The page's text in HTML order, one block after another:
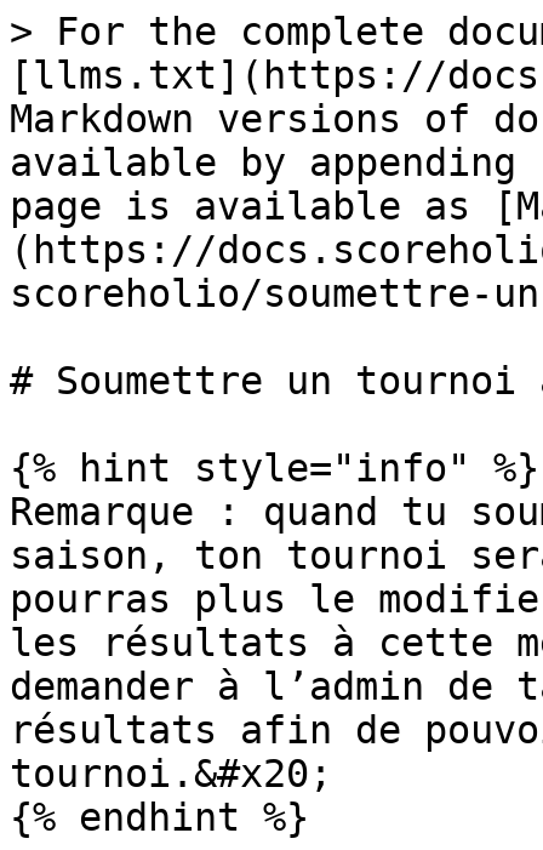
> For the complete
[llms.txt](https://
Markdown versions of
available by
page is available as
(https://
scoreholio/soumettre-
# Soumettre un tournoi
{% hint style="info" %}
Remarque : quand tu
saison, ton tournoi sera
pourras plus le
les résultats à cette
demander à l’admin
résultats afin de
tournoi.&#x20;
{% endhint %}